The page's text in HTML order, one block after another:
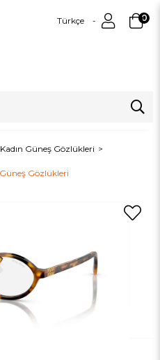
Türkçe 0
Kadın Güneş Gözlükleri
Gözlükleri